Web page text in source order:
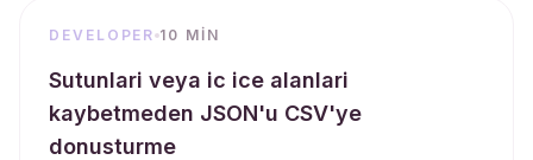
DEVELOPER 10 MIN
Sutunlari veya ic ice alanlari
kaybetmeden JSON'u CSV'ye
donusturme